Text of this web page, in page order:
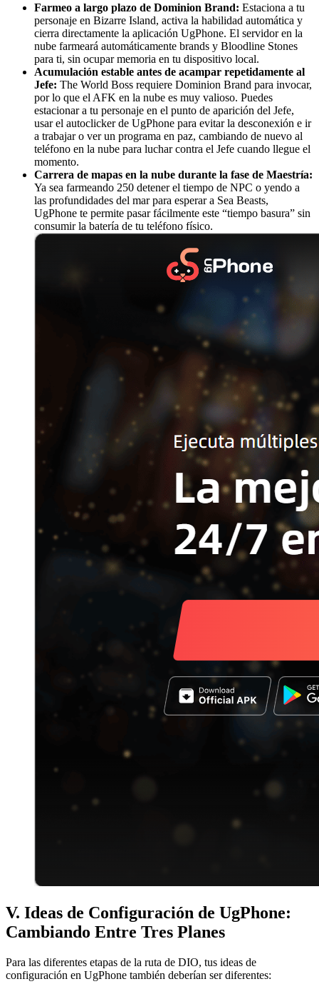
Farmeo a largo plazo de Dominion Brand: Estaciona a tu
personaje en Bizarre Island, activa la habilidad automática y
cierra directamente la aplicación UgPhone. El servidor en la
nube farmeará automáticamente brands y Bloodline Stones
para ti, sin ocupar memoria en tu dispositivo local.
Acumulación estable antes de acampar repetidamente al
Jefe: The World Boss requiere Dominion Brand para invocar,
por lo que el AFK en la nube es muy valioso. Puedes
estacionar a tu personaje en el punto de aparición del Jefe,
usar el autoclicker de UgPhone para evitar la desconexión e ir
a trabajar o ver un programa en paz, cambiando de nuevo al
teléfono en la nube para luchar contra el Jefe cuando llegue el
momento.
Carrera de mapas en la nube durante la fase de Maestría:
Ya sea farmeando 250 detener el tiempo de NPC o yendo a
las profundidades del mar para esperar a Sea Beasts,
UgPhone te permite pasar fácilmente este “tiempo basura” sin
consumir la batería de tu teléfono físico.
V. Ideas de Configuración de UgPhone:
Cambiando Entre Tres Planes
Para las diferentes etapas de la ruta de DIO, tus ideas de
configuración en UgPhone también deberían ser diferentes: